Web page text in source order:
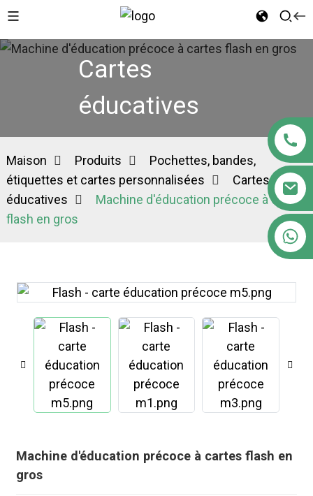
Cartes
éducatives
Maison Produits
Pochettes, bandes,
étiquettes et cartes personnalisées
Cartes
éducatives
Machine d'éducation précoce à cartes
flash en gros
Machine d'éducation précoce à cartes flash en
gros